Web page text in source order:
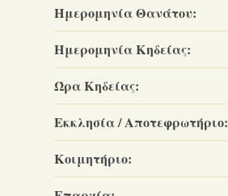
Ημερομηνία Θανάτου:
Ημερομηνία Κηδείας:
Ώρα Κηδείας:
Εκκλησία / Αποτεφρωτήριο:
Κοιμητήριο: